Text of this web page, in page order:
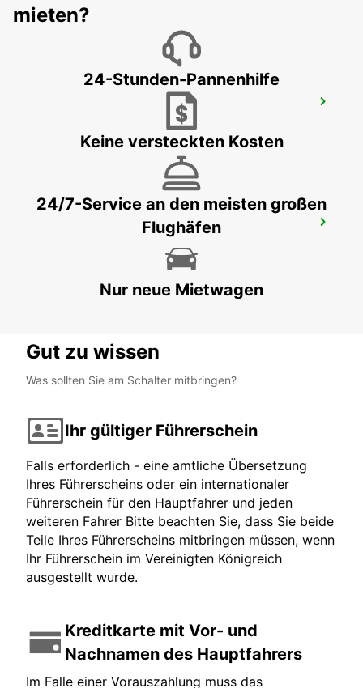
NORDERSTEDT - GERMANY
NORDERSTEDT NEW FROM 01 01 2027
mieten?
24-Stunden-Pannenhilfe
Keine versteckten Kosten
24/7-Service an den meisten großen
Flughäfen
Nur neue Mietwagen
Gut zu wissen
Was sollten Sie am Schalter mitbringen?
Ihr gültiger Führerschein
Falls erforderlich - eine amtliche Übersetzung
Ihres Führerscheins oder ein internationaler
Führerschein für den Hauptfahrer und jeden
weiteren Fahrer Bitte beachten Sie, dass Sie beide
Teile Ihres Führerscheins mitbringen müssen, wenn
Ihr Führerschein im Vereinigten Königreich
ausgestellt wurde.
Kreditkarte mit Vor- und
Nachnamen des Hauptfahrers
Im Falle einer Vorauszahlung muss das